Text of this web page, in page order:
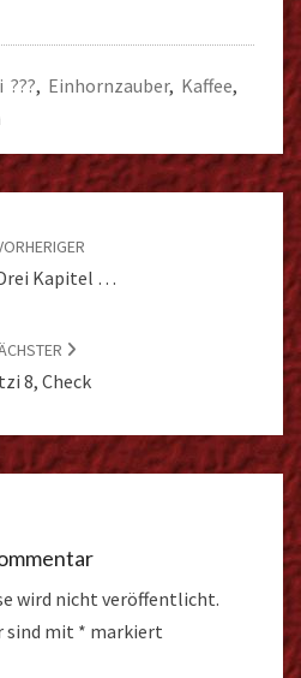
???, Einhornzauber, Kaffee,
Kapitel …
8, Check
wird nicht veröffentlicht.
sind mit * markiert